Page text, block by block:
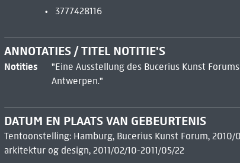
3777428116
ANNOTATIES / TITEL NOTITIE'S
Notities
"Eine Ausstellung des Bucerius Kunst
Antwerpen."
DATUM EN PLAATS VAN GEBEURTENIS
Tentoonstelling: Hamburg, Bucerius Kunst Forum,
arkitektur og design, 2011/02/10-2011/05/22